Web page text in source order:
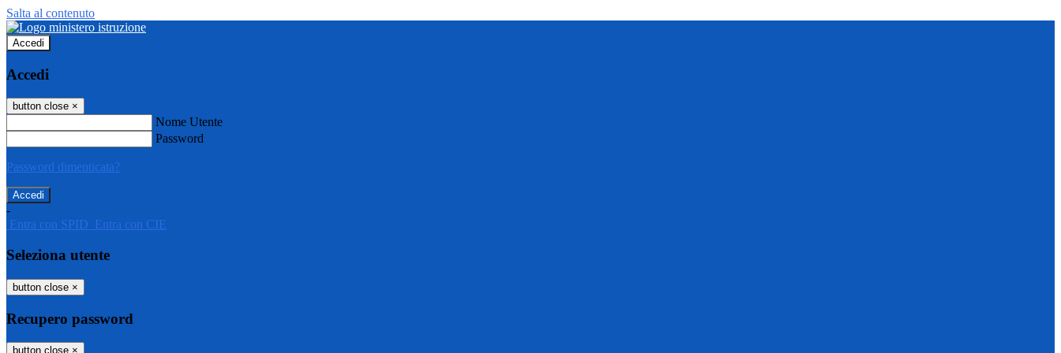
Salta al contenuto
Accedi
Accedi
button close ×
Nome Utente
Password
Password dimenticata?
-
Entra con SPID Entra con CIE
Seleziona utente
button close ×
Recupero password
button close ×